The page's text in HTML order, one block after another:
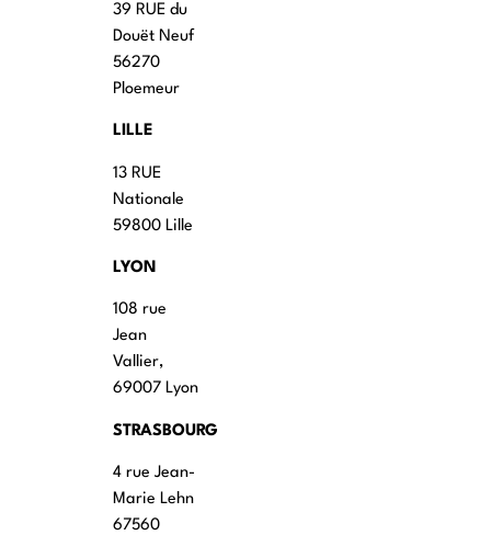
39 RUE du
Douët Neuf
56270
Ploemeur
LILLE
13 RUE
Nationale
59800 Lille
LYON
108 rue
Jean
Vallier,
69007 Lyon
STRASBOURG
4 rue Jean-
Marie Lehn
67560